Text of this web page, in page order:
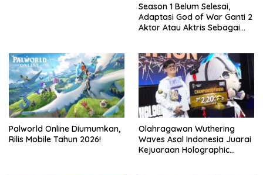
Season 1 Belum Selesai,
Adaptasi God of War Ganti 2
Aktor Atau Aktris Sebagai
Palworld Online Diumumkan,
Rilis Mobile Tahun 2026!
Olahragawan Wuthering
Waves Asal Indonesia Juarai
Kejuaraan Holographic